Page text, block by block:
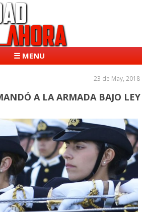
☰ MENU
23 de May, 2018
A LA ARMADA BAJO LEY